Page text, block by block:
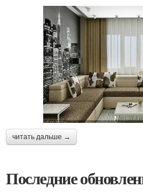
читать дальше →
Последние